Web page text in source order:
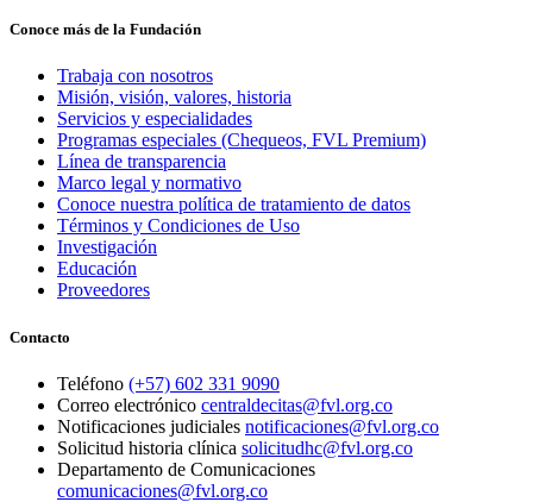
Conoce más de la Fundación
Trabaja con nosotros
Misión, visión, valores, historia
Servicios y especialidades
Programas especiales (Chequeos, FVL Premium)
Línea de transparencia
Marco legal y normativo
Conoce nuestra política de tratamiento de datos
Términos y Condiciones de Uso
Investigación
Educación
Proveedores
Contacto
Teléfono (+57) 602 331 9090
Correo electrónico centraldecitas@fvl.org.co
Notificaciones judiciales notificaciones@fvl.org.co
Solicitud historia clínica solicitudhc@fvl.org.co
Departamento de Comunicaciones
comunicaciones@fvl.org.co